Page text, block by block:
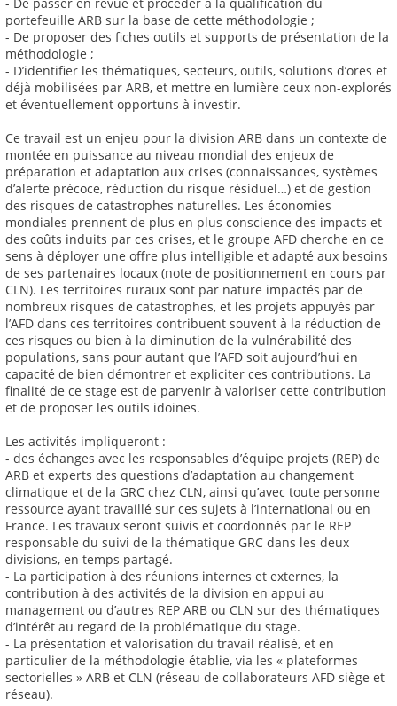
portefeuille ARB sur la base de cette méthodologie ;
- De proposer des fiches outils et supports de présentation de la
méthodologie ;
- D’identifier les thématiques, secteurs, outils, solutions d’ores et
déjà mobilisées par ARB, et mettre en lumière ceux non-explorés
et éventuellement opportuns à investir.
Ce travail est un enjeu pour la division ARB dans un contexte de
montée en puissance au niveau mondial des enjeux de
préparation et adaptation aux crises (connaissances, systèmes
d’alerte précoce, réduction du risque résiduel…) et de gestion
des risques de catastrophes naturelles. Les économies
mondiales prennent de plus en plus conscience des impacts et
des coûts induits par ces crises, et le groupe AFD cherche en ce
sens à déployer une offre plus intelligible et adapté aux besoins
de ses partenaires locaux (note de positionnement en cours par
CLN). Les territoires ruraux sont par nature impactés par de
nombreux risques de catastrophes, et les projets appuyés par
l’AFD dans ces territoires contribuent souvent à la réduction de
ces risques ou bien à la diminution de la vulnérabilité des
populations, sans pour autant que l’AFD soit aujourd’hui en
capacité de bien démontrer et expliciter ces contributions. La
finalité de ce stage est de parvenir à valoriser cette contribution
et de proposer les outils idoines.
Les activités impliqueront :
- des échanges avec les responsables d’équipe projets (REP) de
ARB et experts des questions d’adaptation au changement
climatique et de la GRC chez CLN, ainsi qu’avec toute personne
ressource ayant travaillé sur ces sujets à l’international ou en
France. Les travaux seront suivis et coordonnés par le REP
responsable du suivi de la thématique GRC dans les deux
divisions, en temps partagé.
- La participation à des réunions internes et externes, la
contribution à des activités de la division en appui au
management ou d’autres REP ARB ou CLN sur des thématiques
d’intérêt au regard de la problématique du stage.
- La présentation et valorisation du travail réalisé, et en
particulier de la méthodologie établie, via les « plateformes
sectorielles » ARB et CLN (réseau de collaborateurs AFD siège et
réseau).